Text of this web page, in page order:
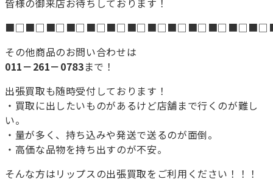
皆様の御来店お待ちしております！
その他商品のお問い合わせは
011－261－0783まで！
出張買取も随時受付しております！
・買取に出したいものがあるけど店舗まで行くのが難し
い。
・量が多く、持ち込みや発送で送るのが面倒。
・高価な品物を持ち出すのが不安。
そんな方はリップスの出張買取をご利用ください！！！